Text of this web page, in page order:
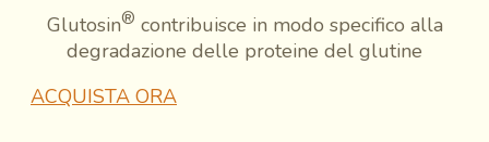
Glutosin® contribuisce in modo specifico alla
degradazione delle proteine del glutine
ACQUISTA ORA